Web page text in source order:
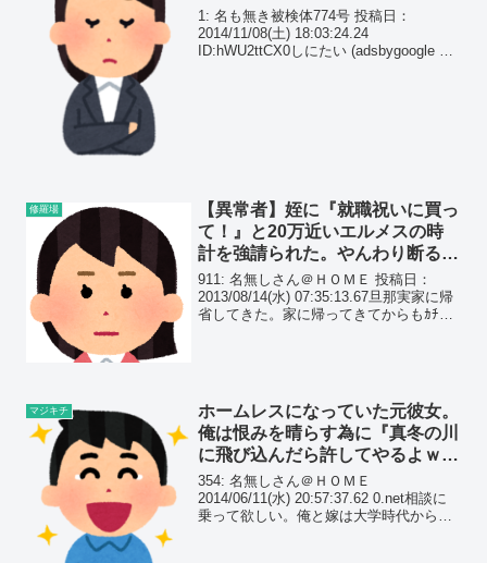
婚届のみ。その悲劇の結末は…
1: 名も無き被検体774号 投稿日：
2014/11/08(土) 18:03:24.24
ID:hWU2ttCX0しにたい (adsbygoogle =
修羅場
【異常者】姪に『就職祝いに買っ
て！』と20万近いエルメスの時
計を強請られた。やんわり断る
と、義弟嫁にブチ切れられたんだ
が…
911: 名無しさん＠ＨＯＭＥ 投稿日：
2013/08/14(水) 07:35:13.67旦那実家に帰
省してきた。家に帰ってきてからもｶﾁﾑｶ
マジキチ
ホームレスになっていた元彼女。
俺は恨みを晴らす為に『真冬の川
に飛び込んだら許してやるよｗ』
と脅すと…
354: 名無しさん＠ＨＯＭＥ
2014/06/11(水) 20:57:37.62 0.net相談に
乗って欲しい。俺と嫁は大学時代から付